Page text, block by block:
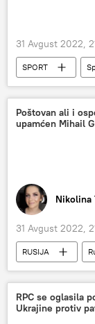
31 Avgust 2022,
SPORT
Dušan Vlahović
Poštovan ali i
upamćen Mihail
Nikolina
31 Avgust 2022,
RUSIJA
Mihail Gorbačov
RPC se oglasila
Ukrajine protiv